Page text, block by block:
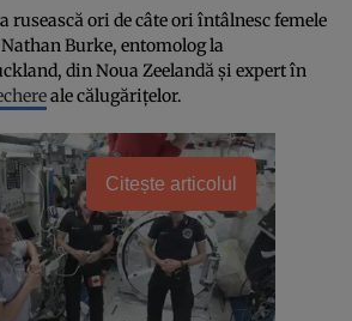
rusească ori de câte ori întâlnesc femele
Burke, entomolog la
din Noua Zeelandă și expert în
ale călugărițelor.
Citește articolul